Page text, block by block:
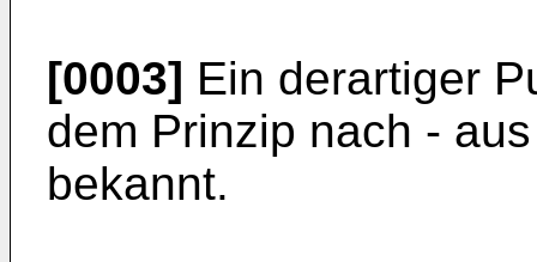
[0003] Ein derartiger
dem Prinzip nach -
bekannt.